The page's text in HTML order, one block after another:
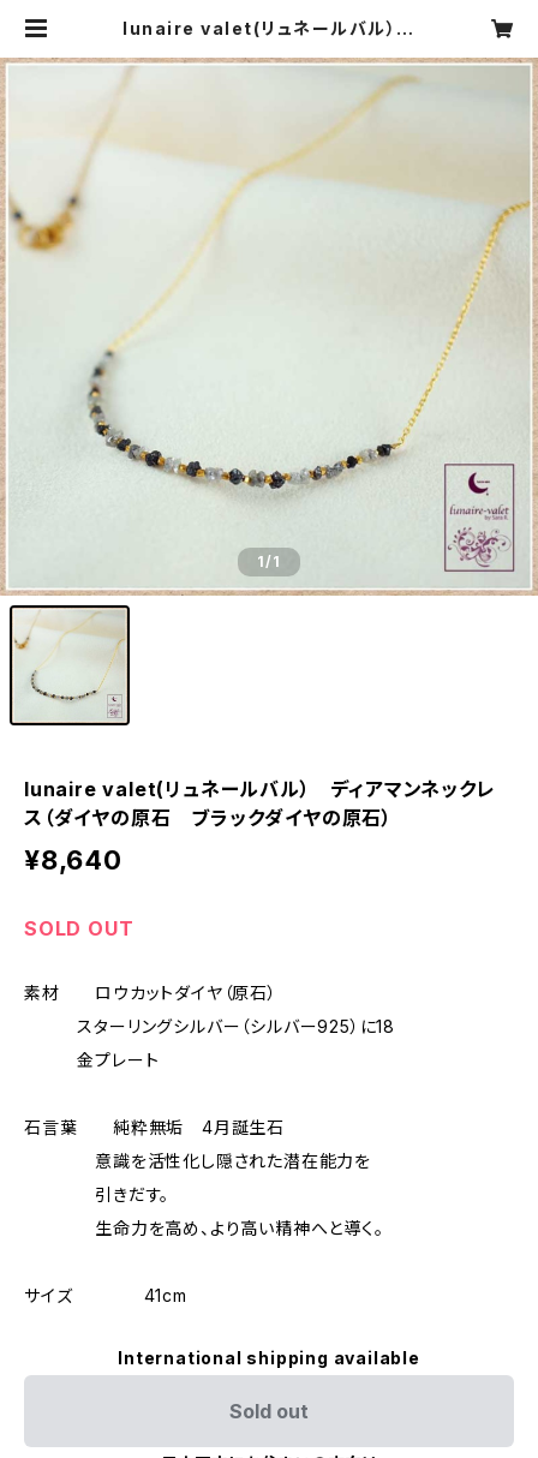
lunaire valet(リュネールバル）
石 ブラックダイヤの原石） | CARN
1/1
lunaire valet(リュネールバル） ディアマンネックレ
ス（ダイヤの原石 ブラックダイヤの原石）
¥8,640
SOLD OUT
素材 ロウカットダイヤ（原石）
スターリングシルバー（シルバー925）に18
金プレート
石言葉 純粋無垢 4月誕生石
意識を活性化し隠された潜在能力を
引きだす。
生命力を高め、より高い精神へと導く。
サイズ 41cm
International shipping available
Sold out